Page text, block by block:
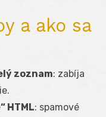
a ako sa
zoznam: zabíja
HTML: spamové